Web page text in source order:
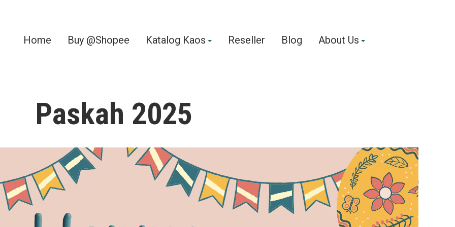
Home Buy @Shopee Katalog Kaos Reseller Blog About Us
Paskah 2025